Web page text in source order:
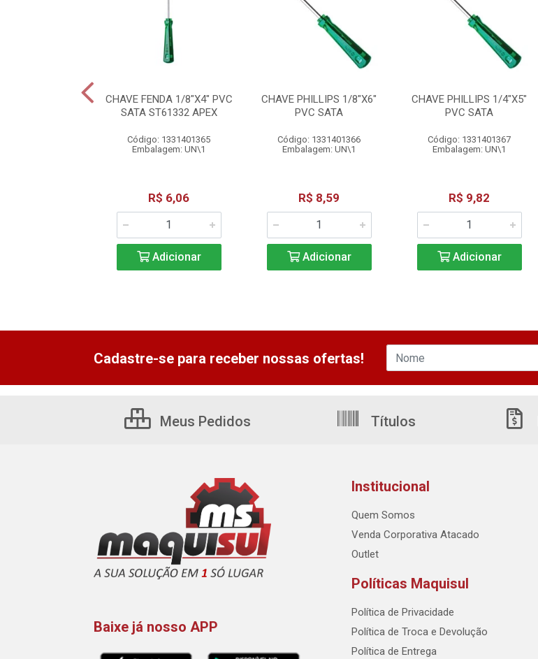
CHAVE FENDA 1/8"X4" PVC
SATA ST61332 APEX
Código: 1331401365
Embalagem: UN\1
R$ 6,06
Adicionar
CHAVE PHILLIPS 1/8"X6"
PVC SATA
Código: 1331401366
Embalagem: UN\1
R$ 8,59
Adicionar
CHAVE PHILLIPS 1/4"X5"
PVC SATA
Código: 1331401367
Embalagem: UN\1
R$ 9,82
Adicionar
Cadastre-se para receber nossas ofertas!
Meus Pedidos Títulos
Baixe já nosso APP
Institucional
Quem Somos
Venda Corporativa Atacado
Outlet
Políticas Maquisul
Política de Privacidade
Política de Troca e Devolução
Política de Entrega